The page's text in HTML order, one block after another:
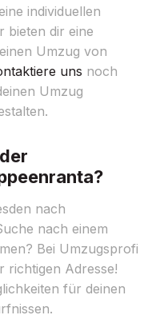
individuellen
bieten dir eine
Umzug von
uns noch
Umzug
nach
nach einem
Bei Umzugsprofi
richtigen Adresse!
für deinen